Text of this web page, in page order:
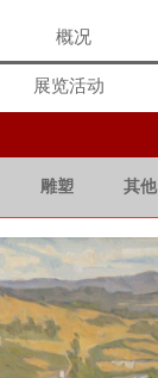
展览活动
概况
雕塑 其他